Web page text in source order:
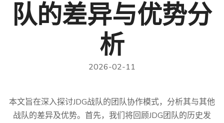
队的差异与优势分
析
2026-02-11
本文旨在深入探讨JDG战队的团队协作模式，分析其与其他
战队的差异及优势。首先，我们将回顾JDG团队的历史发